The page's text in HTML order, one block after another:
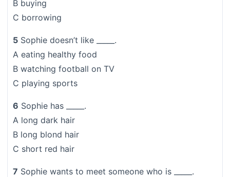
B buying
C borrowing
5 Sophie doesn’t like _____.
A eating healthy food
B watching football on TV
C playing sports
6 Sophie has _____.
A long dark hair
B long blond hair
C short red hair
7 Sophie wants to meet someone who is _____.